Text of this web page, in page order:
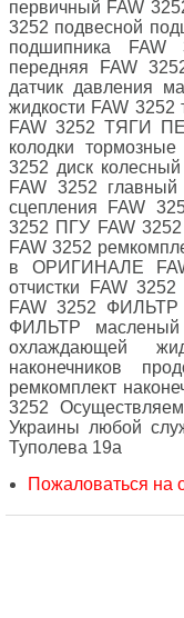
первичный FAW
3252 подвесной
подшипника FAW
передняя FAW
датчик давления
жидкости FAW 3252
FAW 3252 ТЯГИ
колодки
3252 диск
FAW 3252
сцепления FAW
3252 ПГУ FAW
FAW 3252
в ОРИГИНАЛЕ
отчистки FAW
FAW 3252 ФИЛЬТР
ФИЛЬТР
охлаждающей
наконечников
ремкомплект
3252
Украины любой
Туполева 19а
Пожаловаться на